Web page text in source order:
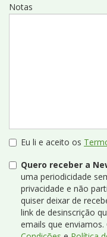
Notas
Eu li e aceito os
Quero receber a
uma periodicidade
privacidade e não
quiser deixar de
link de desinscrição
emails que